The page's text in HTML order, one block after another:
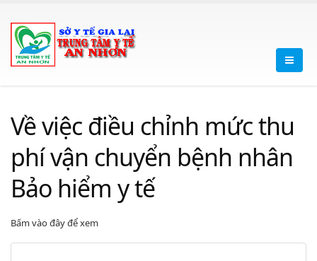
Về việc điều chỉnh mức thu
phí vận chuyển bệnh nhân
Bảo hiểm y tế
Bấm vào đây để xem